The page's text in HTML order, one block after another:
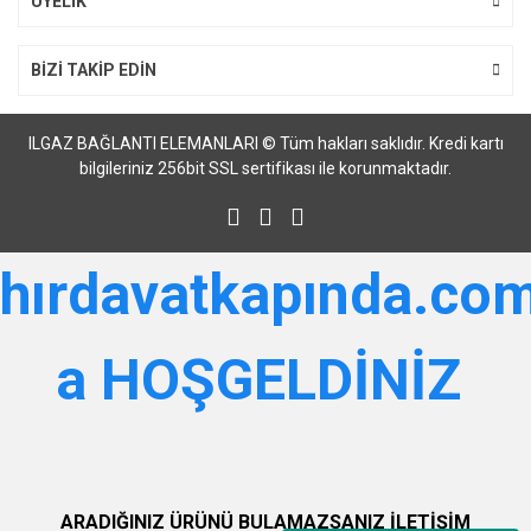
BİZİ TAKİP EDİN
ILGAZ BAĞLANTI ELEMANLARI © Tüm hakları saklıdır. Kredi kartı
bilgileriniz 256bit SSL sertifikası ile korunmaktadır.
a HOŞGELDİNİZ
ARADIĞINIZ ÜRÜNÜ BULAMAZSANIZ İLETİŞİM